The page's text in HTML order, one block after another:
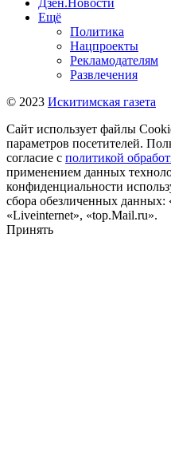
Дзен.Новости
Ещё
Политика
Нацпроекты
Рекламодателям
Развлечения
© 2023 Искитимская газета
Сайт использует файлы
параметров посетителей.
согласие с политикой
применением данных
конфиденциальности
сбора обезличенных
«Liveinternet», «top.Mail.ru».
Принять